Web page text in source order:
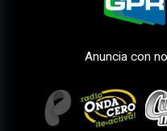
Anuncia con